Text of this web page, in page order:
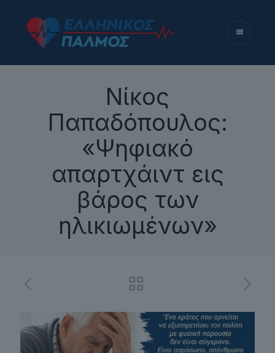
Νίκος
Παπαδόπουλος:
«Ψηφιακό
απαρτχάιντ εις
βάρος των
ηλικιωμένων»